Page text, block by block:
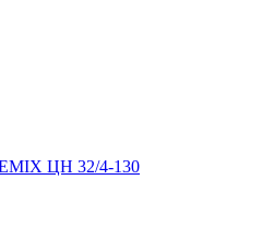
ЦН 32/4-130